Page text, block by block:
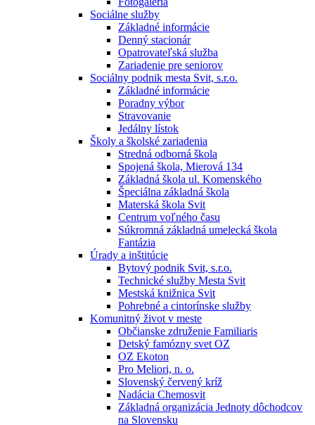
Sociálne služby
Základné informácie
Denný stacionár
Opatrovateľská služba
Zariadenie pre seniorov
Sociálny podnik mesta Svit, s.r.o.
Základné informácie
Poradny výbor
Stravovanie
Jedálny lístok
Školy a školské zariadenia
Stredná odborná škola
Spojená škola, Mierová 134
Základná škola ul. Komenského
Špeciálna základná škola
Materská škola Svit
Centrum voľného času
Súkromná základná umelecká škola
Fantázia
Úrady a inštitúcie
Bytový podnik Svit, s.r.o.
Technické služby Mesta Svit
Mestská knižnica Svit
Pohrebné a cintorínske služby
Komunitný život v meste
Občianske združenie Familiaris
Detský famózny svet OZ
OZ Ekoton
Pro Meliori, n. o.
Slovenský červený kríž
Nadácia Chemosvit
Základná organizácia Jednoty dôchodcov
na Slovensku